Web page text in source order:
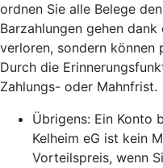
ordnen Sie alle Belege
Barzahlungen gehen
verloren, sondern können
Durch die
Zahlungs- oder Mahnfrist.
Übrigens: Ein Konto
Kelheim eG ist kein
Vorteilspreis, wenn